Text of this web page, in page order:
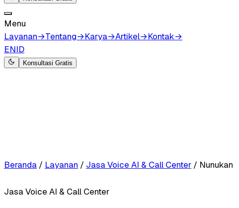
Menu
Layanan→Tentang→Karya→Artikel→Kontak→
ENID
Konsultasi Gratis
Beranda / Layanan / Jasa Voice AI & Call Center / Nunukan
Jasa Voice AI & Call Center